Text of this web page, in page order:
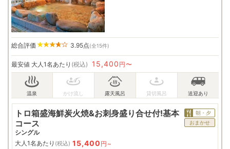
総合評価 3.95点(全15件)
最安値 大人1名あたり (税込) 15,400 円〜
トロ箱盛海鮮炭火焼&お刺身盛り合せ付!基本
コース
シングル
朝・夕
おまかせ
大人1名あたり (税込) 15,400 円~